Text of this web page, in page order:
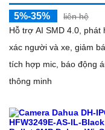
5%-35%
liên hệ
Hỗ trợ AI SMD 4.0, phát
xác người và xe, giảm
tích hợp mic, báo động
thông minh